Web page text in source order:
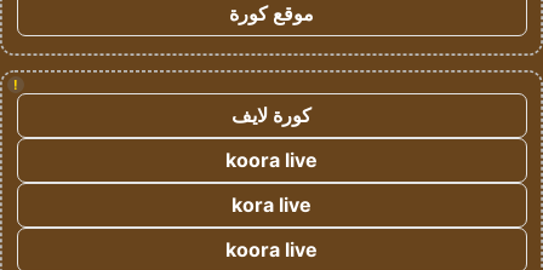
موقع كورة
!
كورة لايف
koora live
kora live
koora live